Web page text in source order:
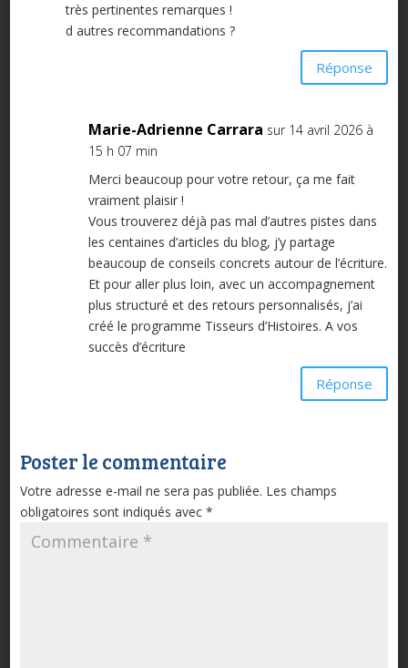
très pertinentes remarques !
d autres recommandations ?
Réponse
Marie-Adrienne Carrara sur 14 avril 2026 à
15 h 07 min
Merci beaucoup pour votre retour, ça me fait
vraiment plaisir !
Vous trouverez déjà pas mal d’autres pistes dans
les centaines d’articles du blog, j’y partage
beaucoup de conseils concrets autour de l’écriture.
Et pour aller plus loin, avec un accompagnement
plus structuré et des retours personnalisés, j’ai
créé le programme Tisseurs d’Histoires. A vos
succès d’écriture
Réponse
Poster le commentaire
Votre adresse e-mail ne sera pas publiée. Les champs
obligatoires sont indiqués avec *